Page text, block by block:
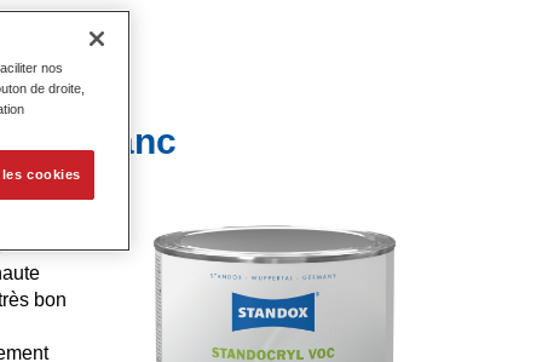
411 Blanc
bon
nos
de droite,
cookies